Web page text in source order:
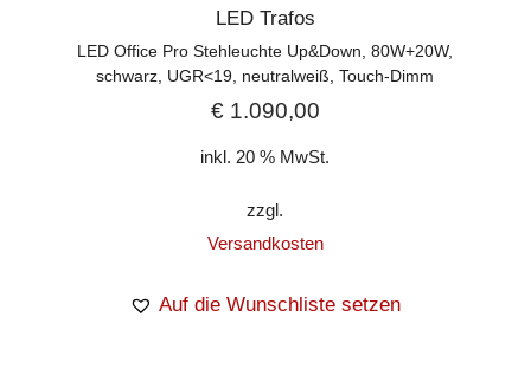
LED Trafos
LED Office Pro Stehleuchte Up&Down, 80W+20W,
schwarz, UGR<19, neutralweiß, Touch-Dimm
€1.090,00
inkl. 20 % MwSt.
zzgl.
Versandkosten
Auf die Wunschliste setzen